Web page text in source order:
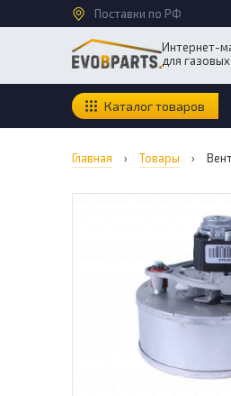
Поставки по РФ
Интернет-
для
Каталог товаров
Главная › Товары ›